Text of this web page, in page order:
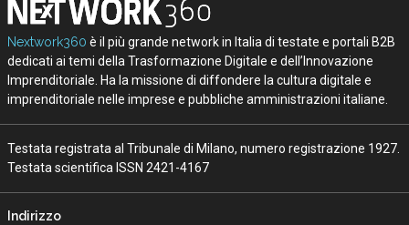
Nextwork360 è il più grande network in Italia di testate e portali B2B
dedicati ai temi della Trasformazione Digitale e dell’Innovazione
Imprenditoriale. Ha la missione di diffondere la cultura digitale e
imprenditoriale nelle imprese e pubbliche amministrazioni italiane.
Testata registrata al Tribunale di Milano, numero registrazione 1927.
Testata scientifica ISSN 2421-4167
Indirizzo